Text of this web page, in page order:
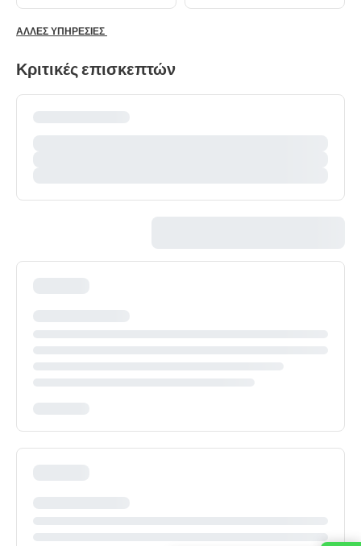
ΆΛΛΕΣ ΥΠΗΡΕΣΊΕΣ
Κριτικές επισκεπτών